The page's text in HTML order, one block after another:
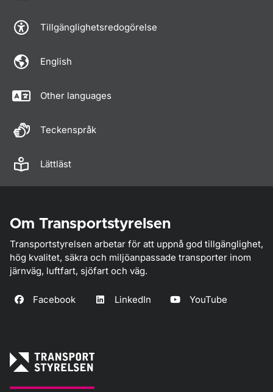
Tillgänglighetsredogörelse
English
Other languages
Teckenspråk
Lättläst
Om Transportstyrelsen
Transportstyrelsen arbetar för att uppnå god tillgänglighet,
hög kvalitet, säkra och miljöanpassade transporter inom
järnväg, luftfart, sjöfart och väg.
Facebook LinkedIn YouTube